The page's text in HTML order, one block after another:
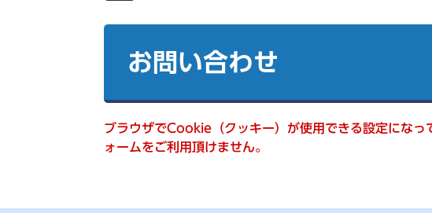
ス
索
お問い合わせ
ブラウザでCookie（クッキー）が使用できる設定にな
ォームをご利用頂けません。